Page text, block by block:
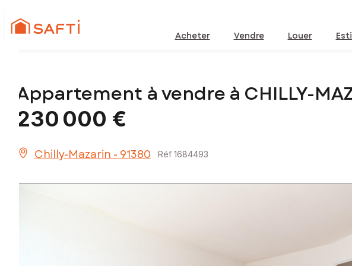
Acheter Vendre Louer
Appartement à vendre à CHILLY-
230 000 €
Chilly-Mazarin - 91380 Réf 1684493